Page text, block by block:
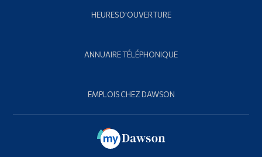
HEURES D'OUVERTURE
ANNUAIRE TÉLÉPHONIQUE
EMPLOIS CHEZ DAWSON